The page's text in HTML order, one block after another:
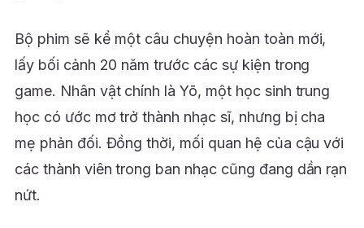
Bộ phim sẽ kể một câu chuyện hoàn toàn mới,
lấy bối cảnh 20 năm trước các sự kiện trong
game. Nhân vật chính là Yō, một học sinh trung
học có ước mơ trở thành nhạc sĩ, nhưng bị cha
mẹ phản đối. Đồng thời, mối quan hệ của cậu với
các thành viên trong ban nhạc cũng đang dần rạn
nứt.